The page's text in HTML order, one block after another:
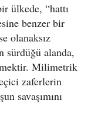
ülkede, “hattı
benzer bir
olanaksız
alanda,
Milimetrik
zaferlerin
savaşımını